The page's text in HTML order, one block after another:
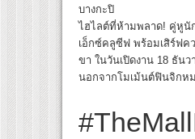
บางกะปิ
ไฮไลต์ที่ห้ามพลาด! คู่หูนั
เอ็กซ์คลูซีฟ พร้อมเสิร์ฟค
ขา ในวันเปิดงาน 18 ธัน
นอกจากโมเม้นต์ฟินจิกห